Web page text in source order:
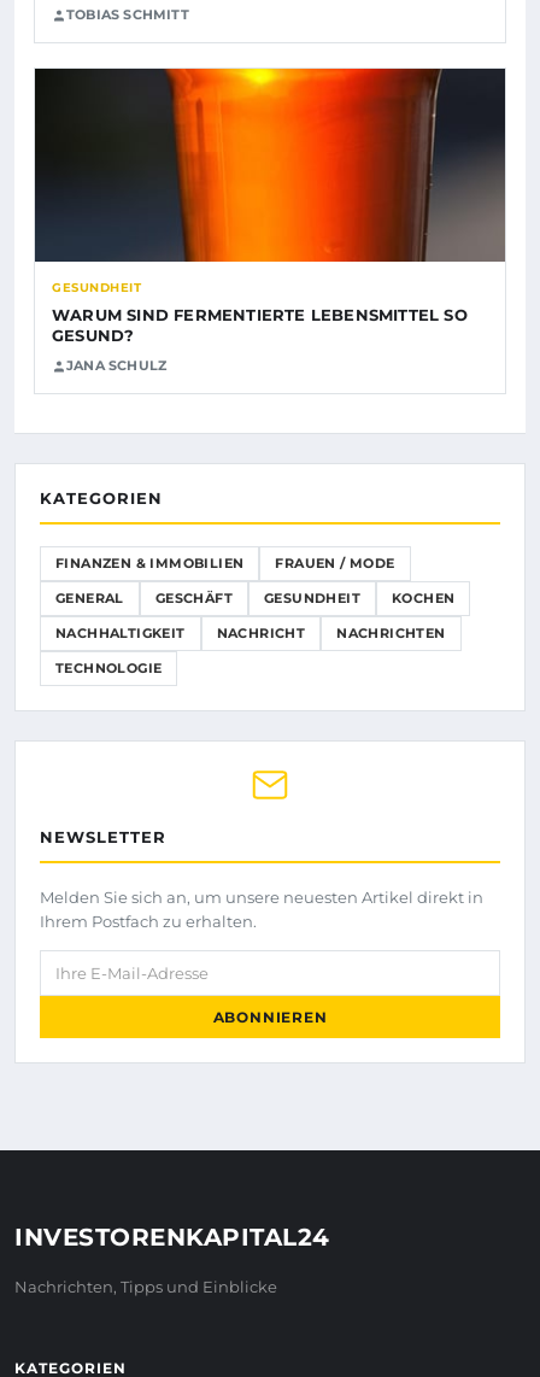
TOBIAS SCHMITT
GESUNDHEIT
WARUM SIND FERMENTIERTE LEBENSMITTEL SO
GESUND?
JANA SCHULZ
KATEGORIEN
FINANZEN & IMMOBILIEN FRAUEN / MODE
GENERAL GESCHÄFT GESUNDHEIT KOCHEN
NACHHALTIGKEIT NACHRICHT NACHRICHTEN
TECHNOLOGIE
NEWSLETTER
Melden Sie sich an, um unsere neuesten Artikel direkt in
Ihrem Postfach zu erhalten.
Ihre E-Mail-Adresse
ABONNIEREN
INVESTORENKAPITAL24
Nachrichten, Tipps und Einblicke
KATEGORIEN